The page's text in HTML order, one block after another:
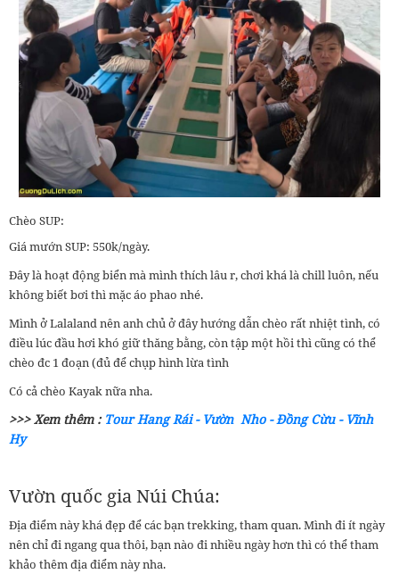
Chèo SUP:
Giá mướn SUP: 550k/ngày.
Đây là hoạt động biển mà mình thích lâu r, chơi khá là chill luôn, nếu
không biết bơi thì mặc áo phao nhé.
Mình ở Lalaland nên anh chủ ở đây hướng dẫn chèo rất nhiệt tình, có
điều lúc đầu hơi khó giữ thăng bằng, còn tập một hồi thì cũng có thể
chèo đc 1 đoạn (đủ để chụp hình lừa tình
Có cả chèo Kayak nữa nha.
>>> Xem thêm : Tour Hang Rái - Vườn Nho - Đồng Cừu - Vĩnh
Hy
Vườn quốc gia Núi Chúa:
Địa điểm này khá đẹp để các bạn trekking, tham quan. Mình đi ít ngày
nên chỉ đi ngang qua thôi, bạn nào đi nhiều ngày hơn thì có thể tham
khảo thêm địa điểm này nha.